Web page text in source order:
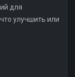
для
улучшить или